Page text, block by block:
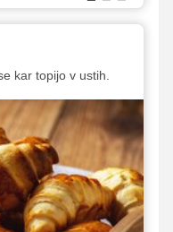
kar topijo v ustih.